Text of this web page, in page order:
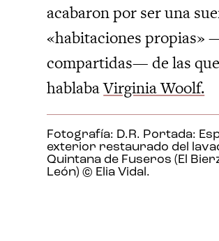
acabaron por ser una
«habitaciones propias»
compartidas— de las que
hablabaVirginia Woolf.
Fotografía: D.R. Portada:
exterior restaurado del
Quintana de Fuseros (El
León) © Elia Vidal.